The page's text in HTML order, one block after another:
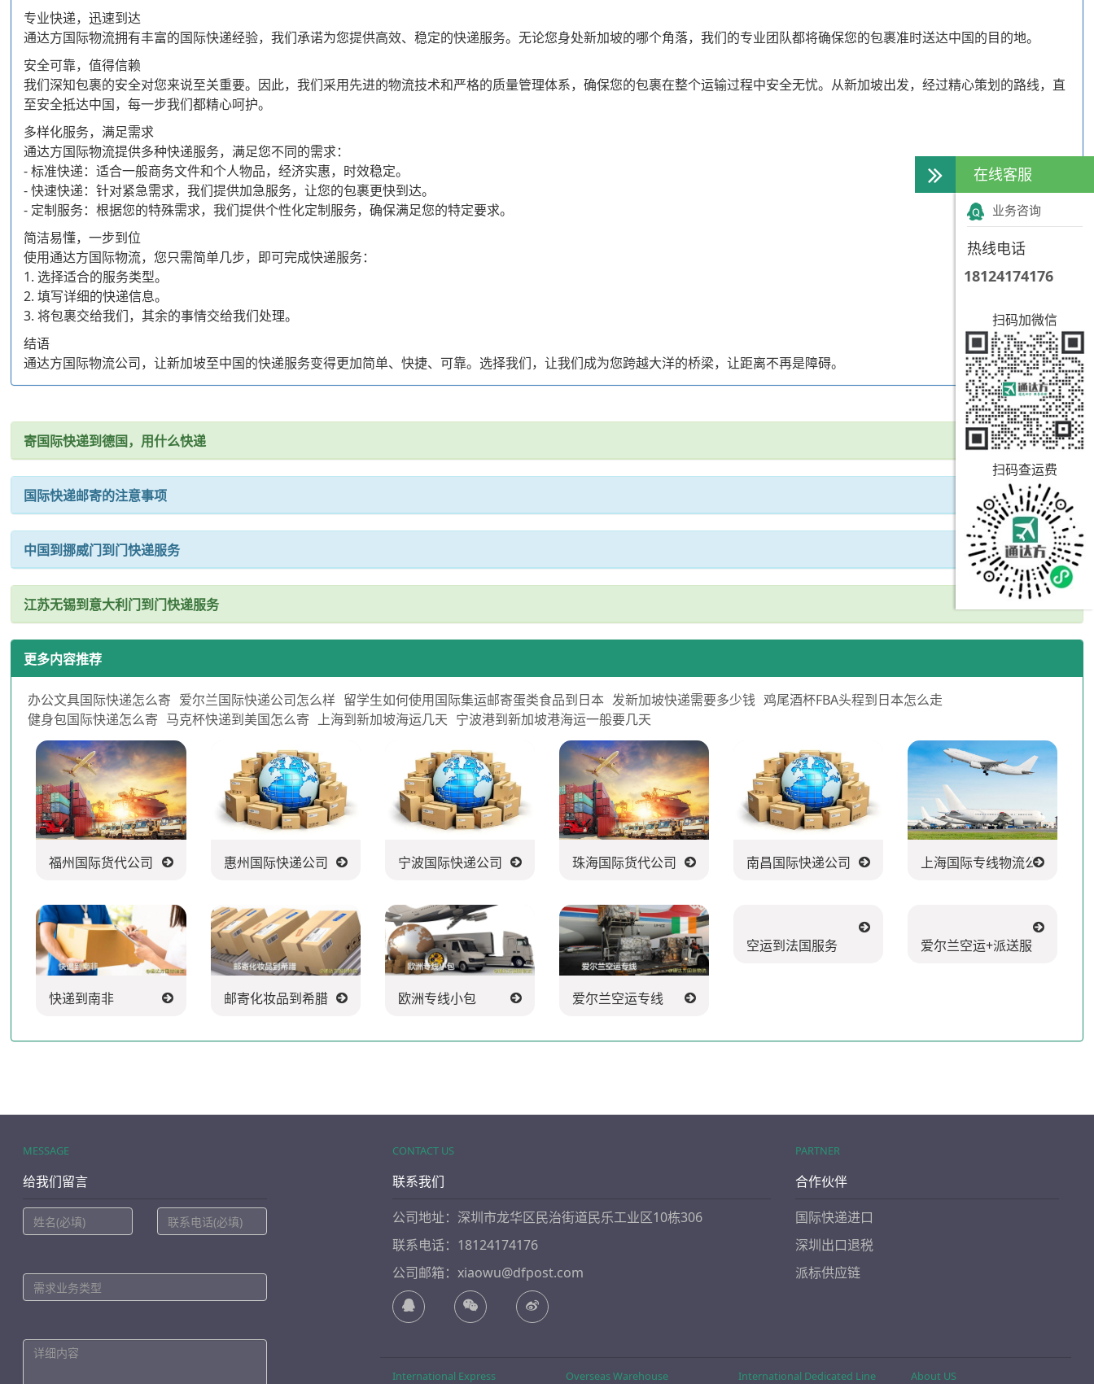
专业快递，迅速到达
通达方国际物流拥有丰富的国际快递经验，我们承诺为您提供高效、稳定的快递服务。无论您身处新加坡的哪个角落，我们的专业团队都将确保您的包裹准时送达中国的目的地。
安全可靠，值得信赖
我们深知包裹的安全对您来说至关重要。因此，我们采用先进的物流技术和严格的质量管理体系，确保您的包裹在整个运输过程中安全无忧。从新加坡出发，经过精心策划的路线，直
至安全抵达中国，每一步我们都精心呵护。
多样化服务，满足需求
通达方国际物流提供多种快递服务，满足您不同的需求：
- 标准快递：适合一般商务文件和个人物品，经济实惠，时效稳定。
- 快速快递：针对紧急需求，我们提供加急服务，让您的包裹更快到达。
- 定制服务：根据您的特殊需求，我们提供个性化定制服务，确保满足您的特定要求。
简洁易懂，一步到位
使用通达方国际物流，您只需简单几步，即可完成快递服务：
1. 选择适合的服务类型。
2. 填写详细的快递信息。
3. 将包裹交给我们，其余的事情交给我们处理。
结语
通达方国际物流公司，让新加坡至中国的快递服务变得更加简单、快捷、可靠。选择我们，让我们成为您跨越大洋的桥梁，让距离不再是障碍。
寄国际快递到德国，用什么快递
国际快递邮寄的注意事项
中国到挪威门到门快递服务
江苏无锡到意大利门到门快递服务
更多内容推荐
办公文具国际快递怎么寄 爱尔兰国际快递公司怎么样 留学生如何使用国际集运邮寄蛋类食品到日本 发新加坡快递需要多少钱 鸡尾酒杯FBA头程到日本怎么走
健身包国际快递怎么寄 马克杯快递到美国怎么寄 上海到新加坡海运几天 宁波港到新加坡港海运一般要几天
福州国际货代公司 惠州国际快递公司 宁波国际快递公司 珠海国际货代公司 南昌国际快递公司 上海国际专线物流公司
快递到南非 邮寄化妆品到希腊 欧洲专线小包 爱尔兰空运专线
MESSAGE
给我们留言
CONTACT US
联系我们
公司地址：深圳市龙华区民治街道民乐工业区10栋306
联系电话：18124174176
公司邮箱：xiaowu@dfpost.com
PARTNER
合作伙伴
国际快递进口
深圳出口退税
派标供应链
International Express Overseas Warehouse International Dedicated Line About US
在线客服
业务咨询
热线电话
18124174176
扫码加微信
扫码查运费